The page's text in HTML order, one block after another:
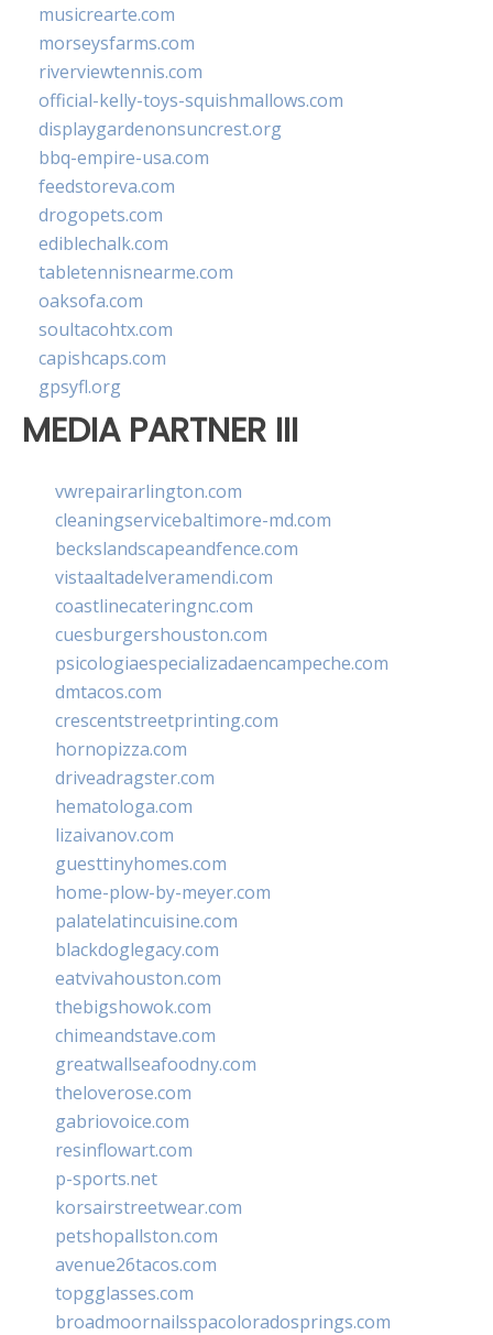
musicrearte.com
morseysfarms.com
riverviewtennis.com
official-kelly-toys-squishmallows.com
displaygardenonsuncrest.org
bbq-empire-usa.com
feedstoreva.com
drogopets.com
ediblechalk.com
tabletennisnearme.com
oaksofa.com
soultacohtx.com
capishcaps.com
gpsyfl.org
MEDIA PARTNER III
vwrepairarlington.com
cleaningservicebaltimore-md.com
beckslandscapeandfence.com
vistaaltadelveramendi.com
coastlinecateringnc.com
cuesburgershouston.com
psicologiaespecializadaencampeche.com
dmtacos.com
crescentstreetprinting.com
hornopizza.com
driveadragster.com
hematologa.com
lizaivanov.com
guesttinyhomes.com
home-plow-by-meyer.com
palatelatincuisine.com
blackdoglegacy.com
eatvivahouston.com
thebigshowok.com
chimeandstave.com
greatwallseafoodny.com
theloverose.com
gabriovoice.com
resinflowart.com
p-sports.net
korsairstreetwear.com
petshopallston.com
avenue26tacos.com
topgglasses.com
broadmoornailsspacoloradosprings.com